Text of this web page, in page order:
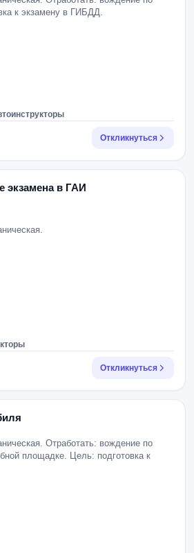
к экзамену в ГИБДД.
Откликнуться
экзамена в ГАИ
Откликнуться
Отработать: вождение по
площадке. Цель: подготовка к